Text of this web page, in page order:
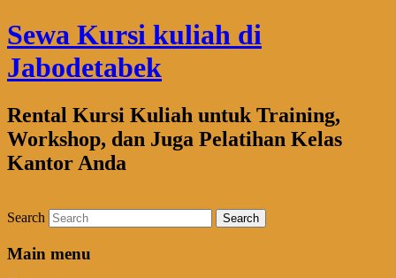
Sewa Kursi kuliah di
Jabodetabek
Rental Kursi Kuliah untuk Training,
Workshop, dan Juga Pelatihan Kelas
Kantor Anda
Search
Main menu